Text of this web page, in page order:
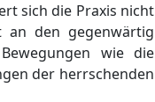
sich die Praxis nicht
an den gegenwärtig
wie die
der herrschenden